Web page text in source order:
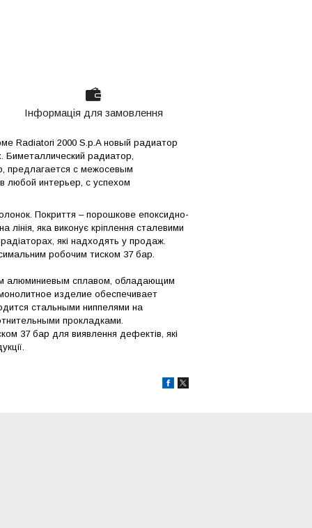
Інформація для замовлення
Radiatori 2000 S.p.A новый радиатор
Биметаллический радиатор,
предлагается с межосевым
любой интерьер, c успехом
Покриття – порошкове епоксидно-
яка виконує кріплення сталевими
які надходять у продаж.
робочим тиском 37 бар.
алюминиевым сплавом, обладающим
изделие обеспечивает
стальными ниппелями на
прокладками.
37 бар для виявлення дефектів, які